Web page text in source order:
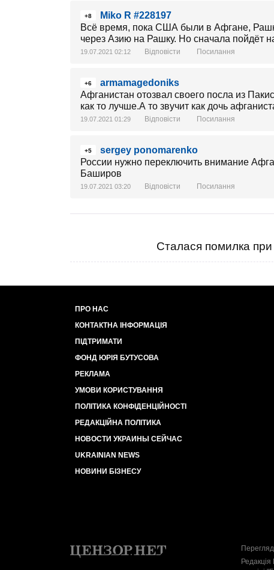
+8
Miko R #228197
Всё время, пока США были в Афгане,
через Азию на Рашку. Но сначала пойдёт
19.07.2021 02:12 Відповісти Посилання
+6
armamagedoniks
Афганистан отозвал своего посла из
как то лучше.А то звучит как дочь
19.07.2021 01:29 Відповісти Посилання
+5
sergey ponomarenko
России нужно переключить внимание
Баширов
19.07.2021 03:20 Відповісти Посилання
Сталася помилка при
ПРО НАС
КОНТАКТНА ІНФОРМАЦІЯ
ПІДТРИМАТИ
ФОНД ЮРІЯ БУТУСОВА
РЕКЛАМА
УМОВИ КОРИСТУВАННЯ
ПОЛІТИКА КОНФІДЕНЦІЙНОСТІ
РЕДАКЦІЙНА ПОЛІТИКА
НОВОСТИ УКРАИНЫ СЕЙЧАС
UKRAINIAN NEWS
НОВИНИ БІЗНЕСУ